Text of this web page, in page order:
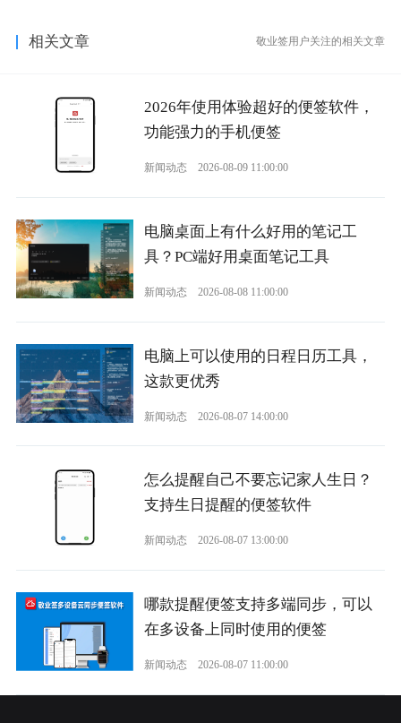
相关文章 敬业签用户关注的相关文章
2026年使用体验超好的便签软件，
功能强力的手机便签
新闻动态 2026-08-09 11:00:00
电脑桌面上有什么好用的笔记工
具？PC端好用桌面笔记工具
新闻动态 2026-08-08 11:00:00
电脑上可以使用的日程日历工具，
这款更优秀
新闻动态 2026-08-07 14:00:00
怎么提醒自己不要忘记家人生日？
支持生日提醒的便签软件
新闻动态 2026-08-07 13:00:00
哪款提醒便签支持多端同步，可以
在多设备上同时使用的便签
新闻动态 2026-08-07 11:00:00